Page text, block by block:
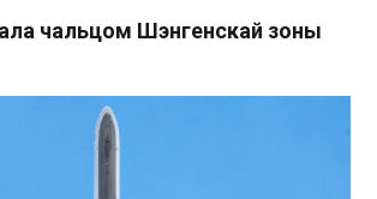
чальцом Шэнгенскай зоны